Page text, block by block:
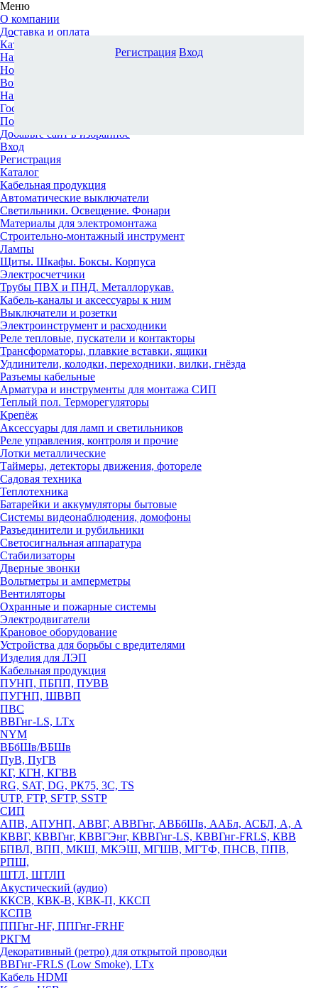
Меню
О компании
Доставка и оплата
Каталог
Наши офисы
Новости и новинки
Вопрос-ответ
Наша команда
Гос. заказчикам
Поставщикам
Добавьте сайт в избранное
Вход
Регистрация
Каталог
Кабельная продукция
Автоматические выключатели
Светильники. Освещение. Фонари
Материалы для электромонтажа
Строительно-монтажный инструмент
Лампы
Щиты. Шкафы. Боксы. Корпуса
Электросчетчики
Трубы ПВХ и ПНД. Металлорукав.
Кабель-каналы и аксессуары к ним
Выключатели и розетки
Электроинструмент и расходники
Реле тепловые, пускатели и контакторы
Трансформаторы, плавкие вставки, ящики
Удлинители, колодки, переходники, вилки, гнёзда
Разъемы кабельные
Арматура и инструменты для монтажа СИП
Теплый пол. Терморегуляторы
Крепёж
Аксессуары для ламп и светильников
Реле управления, контроля и прочие
Лотки металлические
Таймеры, детекторы движения, фотореле
Садовая техника
Теплотехника
Батарейки и аккумуляторы бытовые
Системы видеонаблюдения, домофоны
Разъединители и рубильники
Светосигнальная аппаратура
Стабилизаторы
Дверные звонки
Вольтметры и амперметры
Вентиляторы
Охранные и пожарные системы
Электродвигатели
Крановое оборудование
Устройства для борьбы с вредителями
Изделия для ЛЭП
Кабельная продукция
ПУНП, ПБПП, ПУВВ
ПУГНП, ШВВП
ПВС
ВВГнг-LS, LTx
NYM
ВБбШв/ВБШв
ПуВ, ПуГВ
КГ, КГН, КГВВ
RG, SAT, DG, РК75, 3С, TS
UTP, FTP, SFTP, SSTP
СИП
АПВ, АПУНП, АВВГ, АВВГнг, АВБбШв, ААБл, АСБЛ, А, А
КВВГ, КВВГнг, КВВГЭнг, КВВГнг-LS, КВВГнг-FRLS, КВВ
БПВЛ, ВПП, МКШ, МКЭШ, МГШВ, МГТФ, ПНСВ, ППВ,
РПШ,
ШТЛ, ШТЛП
Акустический (аудио)
ККСВ, КВК-В, КВК-П, ККСП
КСПВ
ППГнг-HF, ППГнг-FRHF
РКГМ
Декоративный (ретро) для открытой проводки
ВВГнг-FRLS (Low Smoke), LTx
Кабель HDMI
Регистрация Вход